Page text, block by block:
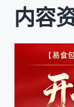
内容